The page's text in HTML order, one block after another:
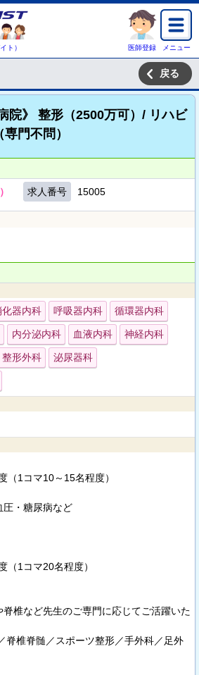
ト） 医師登録 メニュー
戻る
院》 整形（2500万可）/ リハビ
門不問）
求人番号 15005
化器内科 呼吸器内科 循環器内科
内分泌内科 血液内科 神経内科
整形外科 泌尿器科
（1コマ10～15名程度）
圧・糖尿病など
（1コマ20名程度）
椎など先生のご専門に応じてご活躍いた
脊椎脊髄／スポーツ整形／手外科／足外